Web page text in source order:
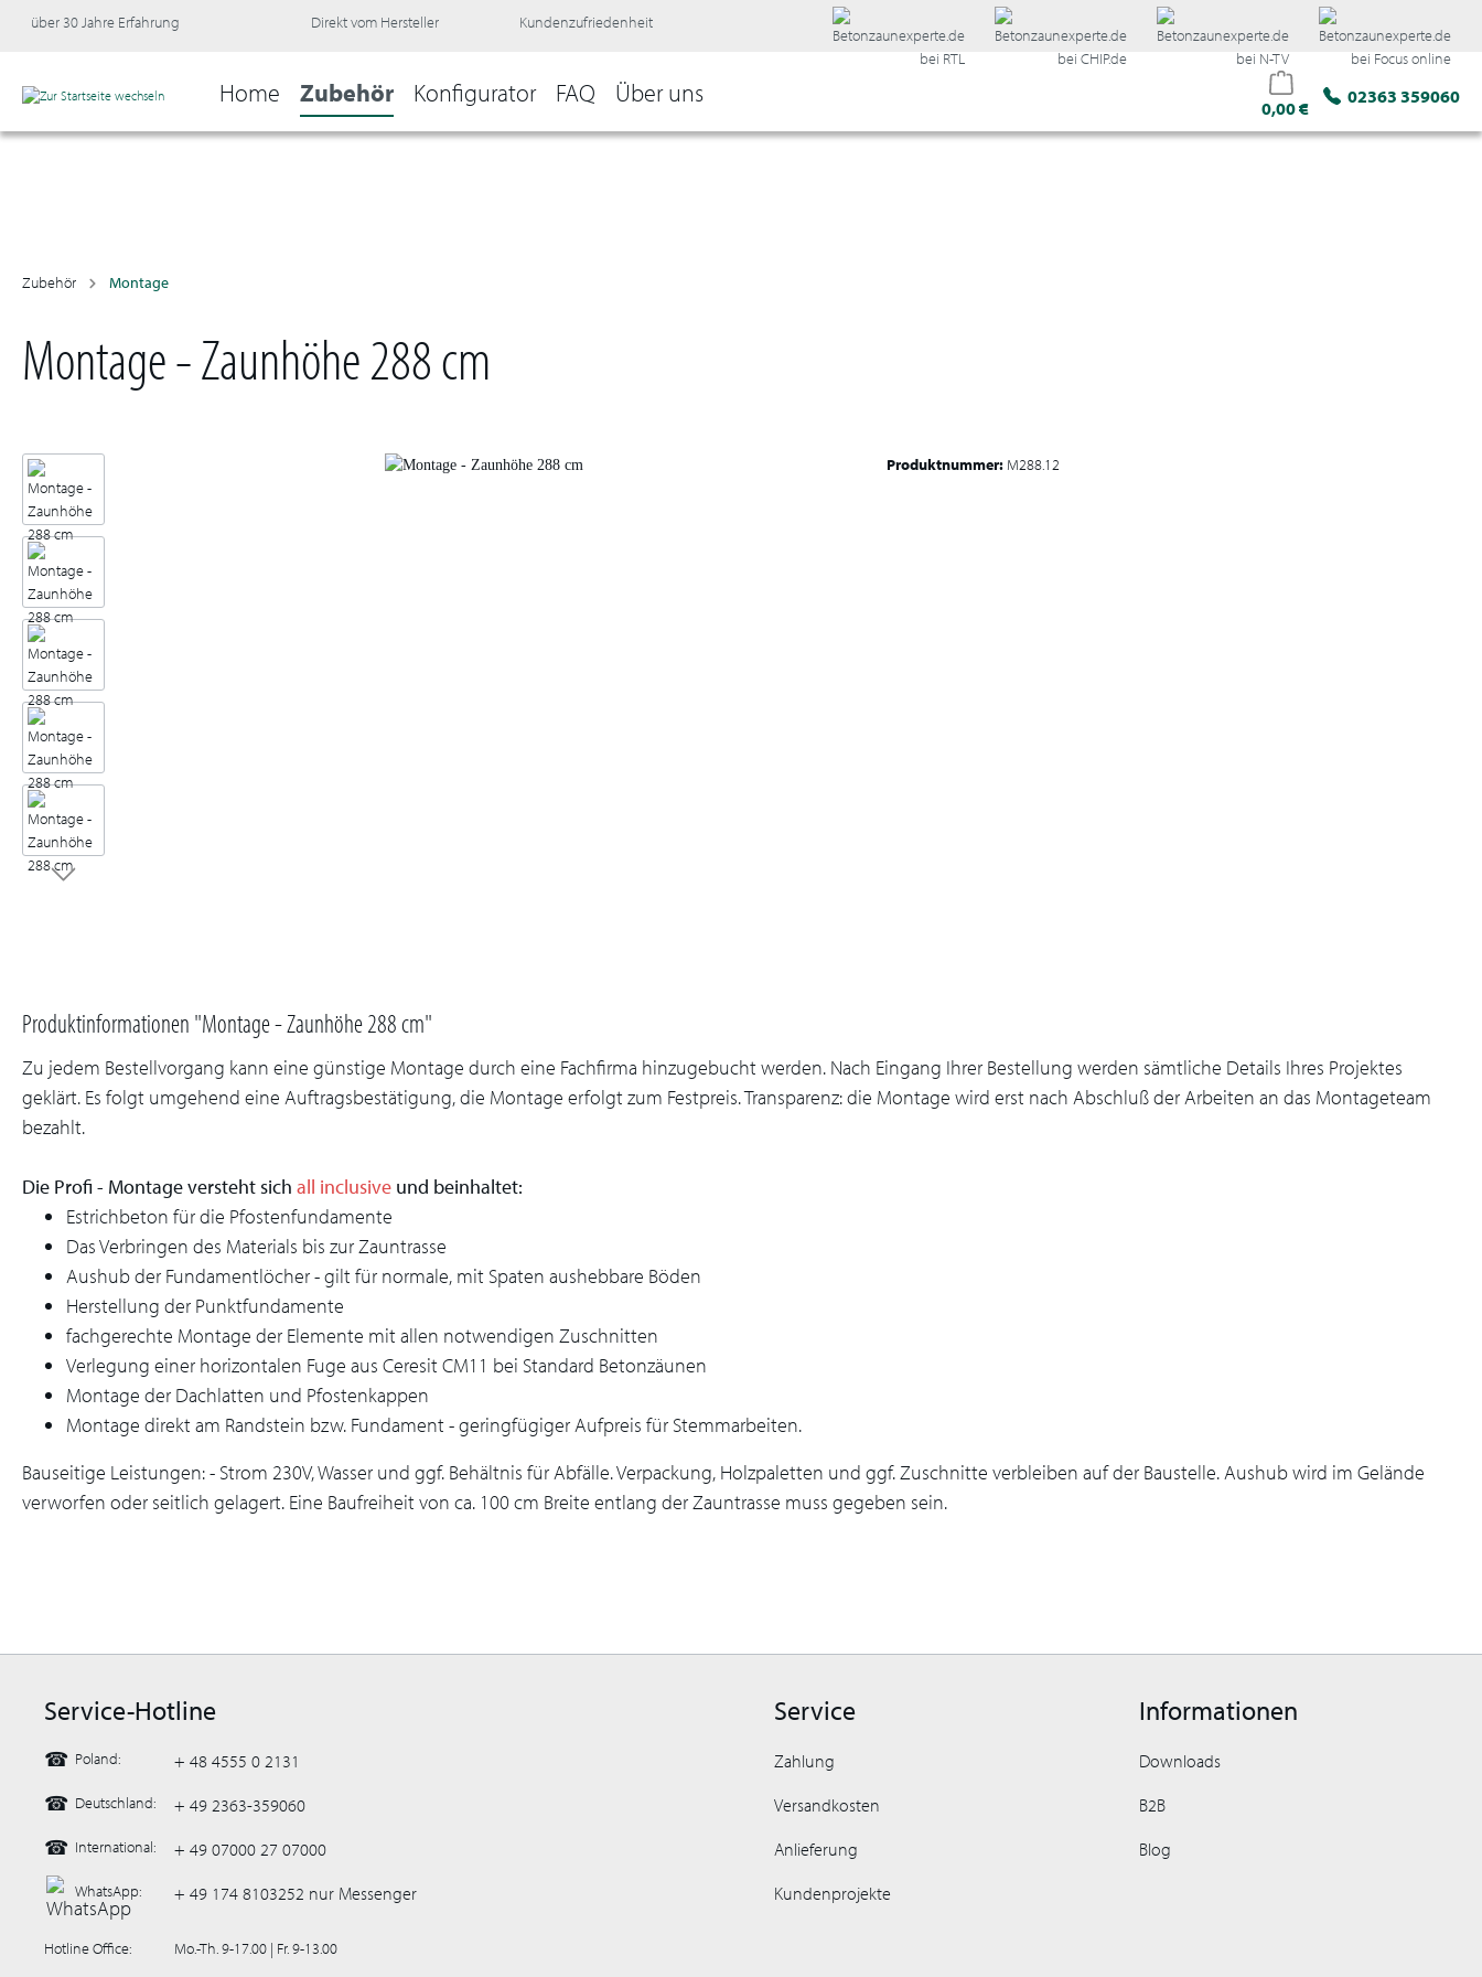
über 30 Jahre Erfahrung Direkt vom Hersteller Kundenzufriedenheit
Home Zubehör Konfigurator FAQ Über uns 0,00 €
02363 359060
Zubehör Montage
Montage - Zaunhöhe 288 cm
Produktnummer: M288.12
Produktinformationen "Montage - Zaunhöhe 288 cm"
Zu jedem Bestellvorgang kann eine günstige Montage durch eine Fachfirma hinzugebucht werden. Nach Eingang Ihrer Bestellung werden sämtliche Details Ihres Projektes
geklärt. Es folgt umgehend eine Auftragsbestätigung, die Montage erfolgt zum Festpreis. Transparenz: die Montage wird erst nach Abschluß der Arbeiten an das Montageteam
bezahlt.
Die Profi - Montage versteht sich all inclusive und beinhaltet:
Estrichbeton für die Pfostenfundamente
Das Verbringen des Materials bis zur Zauntrasse
Aushub der Fundamentlöcher - gilt für normale, mit Spaten aushebbare Böden
Herstellung der Punktfundamente
fachgerechte Montage der Elemente mit allen notwendigen Zuschnitten
Verlegung einer horizontalen Fuge aus Ceresit CM11 bei Standard Betonzäunen
Montage der Dachlatten und Pfostenkappen
Montage direkt am Randstein bzw. Fundament - geringfügiger Aufpreis für Stemmarbeiten.
Bauseitige Leistungen: - Strom 230V, Wasser und ggf. Behältnis für Abfälle. Verpackung, Holzpaletten und ggf. Zuschnitte verbleiben auf der Baustelle. Aushub wird im Gelände
verworfen oder seitlich gelagert. Eine Baufreiheit von ca. 100 cm Breite entlang der Zauntrasse muss gegeben sein.
Service-Hotline
☎ Poland: + 48 4555 0 2131
☎ Deutschland: + 49 2363-359060
☎ International: + 49 07000 27 07000
WhatsApp: + 49 174 8103252 nur Messenger
Hotline Office: Mo.-Th. 9-17.00 | Fr. 9-13.00
Service
Zahlung
Versandkosten
Anlieferung
Kundenprojekte
Informationen
Downloads
B2B
Blog